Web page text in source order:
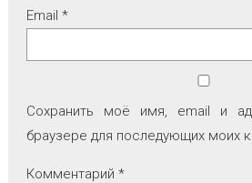
Email *
Сохранить моё имя, email и
браузере для последующих моих
Комментарий *